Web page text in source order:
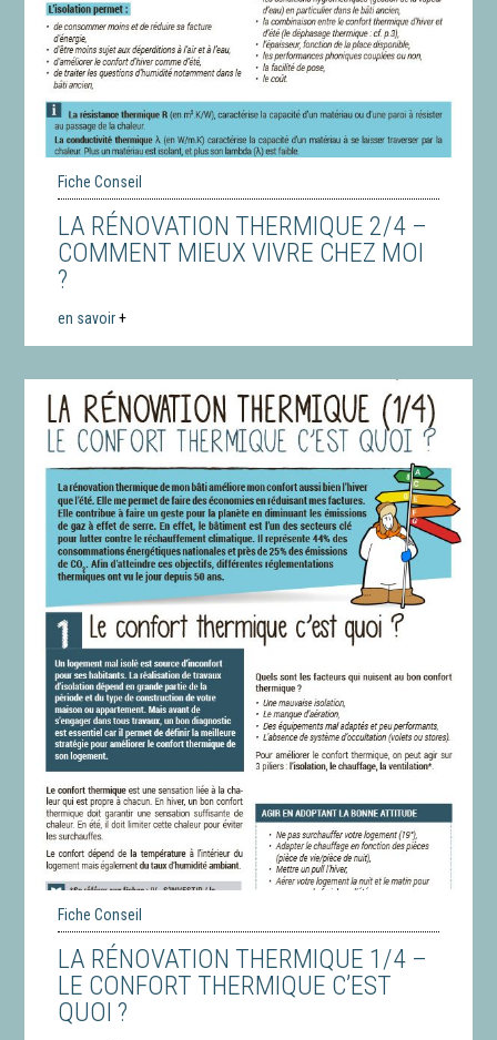
Fiche Conseil
LA RÉNOVATION THERMIQUE 2/4 –
COMMENT MIEUX VIVRE CHEZ MOI
?
en savoir+
Fiche Conseil
LA RÉNOVATION THERMIQUE 1/4 –
LE CONFORT THERMIQUE C’EST
QUOI ?